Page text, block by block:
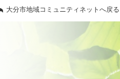
大分市地域コミュニティネットへ戻る